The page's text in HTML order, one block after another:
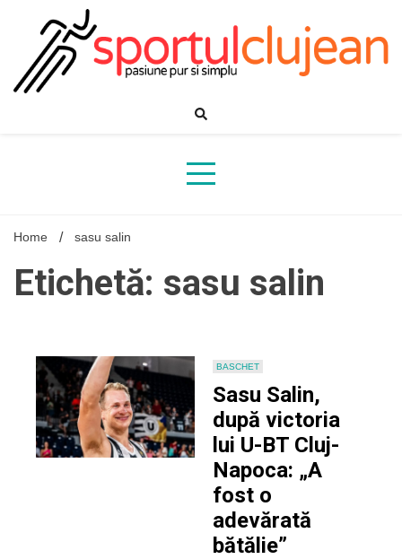
Home sasu salin
Etichetă: sasu salin
BASCHET
Sasu Salin,
după victoria
lui U-BT Cluj-
Napoca: „A
fost o
adevărată
bătălie”